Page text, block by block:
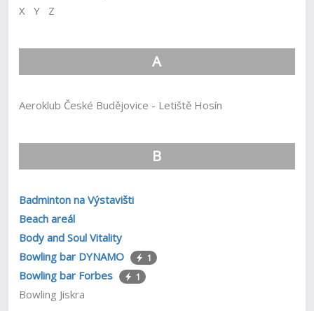
X Y Z
A
Aeroklub České Budějovice - Letiště Hosín
B
Badminton na Výstavišti
Beach areál
Body and Soul Vitality
Bowling bar DYNAMO
1
Bowling bar Forbes 1
Bowling Jiskra